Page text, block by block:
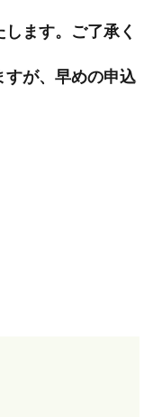
ます。ご了承く
が、早めの申込